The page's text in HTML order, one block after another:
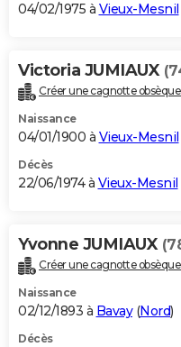
04/02/1975 à Vieux-Mesnil
Victoria JUMIAUX
Créer une cagnotte
Naissance
04/01/1900 à Vieux-Mesnil
Décès
22/06/1974 à Vieux-Mesnil
Yvonne JUMIAUX
Créer une cagnotte
Naissance
02/12/1893 à Bavay(Nord)
Décès